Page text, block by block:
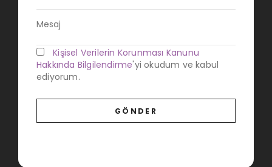
Kişisel Verilerin Korunması Kanunu
Hakkında Bilgilendirme'yi okudum ve kabul
ediyorum.